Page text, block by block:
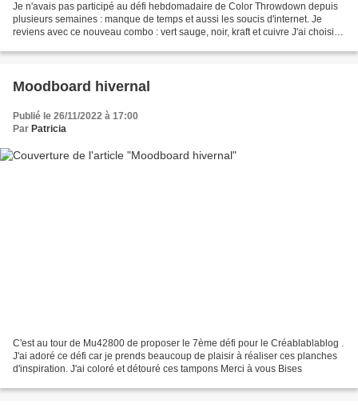
Je n'avais pas participé au défi hebdomadaire de Color Throwdown depuis
plusieurs semaines : manque de temps et aussi les soucis d'internet. Je
reviens avec ce nouveau combo : vert sauge, noir, kraft et cuivre J'ai choisi
Moodboard hivernal
Publié le 26/11/2022 à 17:00
Par Patricia
C'est au tour de Mu42800 de proposer le 7ème défi pour le Créablablablog .
J'ai adoré ce défi car je prends beaucoup de plaisir à réaliser ces planches
d'inspiration. J'ai coloré et détouré ces tampons Merci à vous Bises